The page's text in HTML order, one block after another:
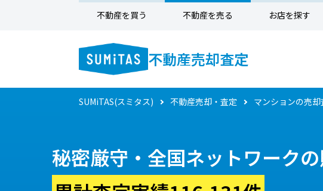
不動産を買う 不動産を売る お店を探す
不動産売却査定
SUMiTAS(スミタス) 不動産売却・査定 マンションの売却
秘密厳守・全国ネットワーク